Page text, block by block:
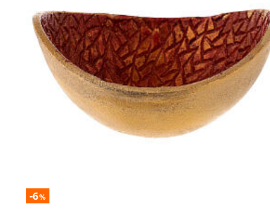
-6%